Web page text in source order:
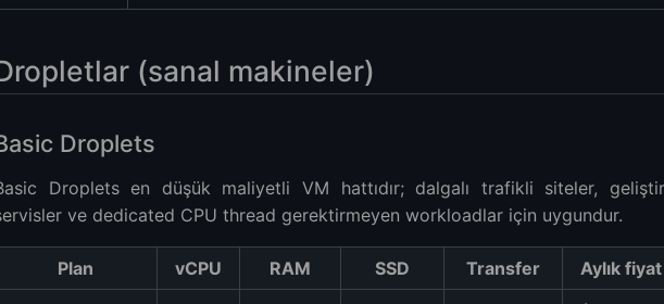
(sanal makineler)
Droplets
Droplets en düşük maliyetli VM hattıdır; dalgalı trafikli siteler,
ve dedicated CPU thread gerektirmeyen workloadlar için uygundur.
Plan vCPU RAM SSD Transfer
Aylık fiyat